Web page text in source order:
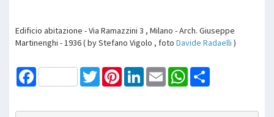
Edificio abitazione - Via Ramazzini 3 , Milano - Arch. Giuseppe
Martinenghi - 1936 ( by Stefano Vigolo , foto Davide Radaelli )
Facebook TwitterPinterestLinkedInEmail WhatsApp